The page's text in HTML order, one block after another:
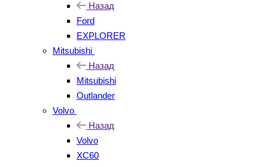
Назад
Ford
EXPLORER
Mitsubishi
Назад
Mitsubishi
Outlander
Volvo
Назад
Volvo
XC60